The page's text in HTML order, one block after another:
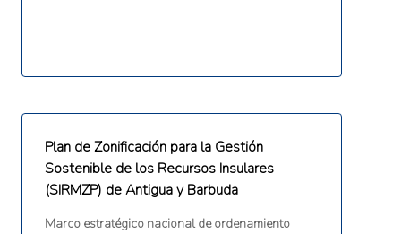
Plan de Zonificación para la Gestión
Sostenible de los Recursos Insulares
(SIRMZP) de Antigua y Barbuda
Marco estratégico nacional de ordenamiento